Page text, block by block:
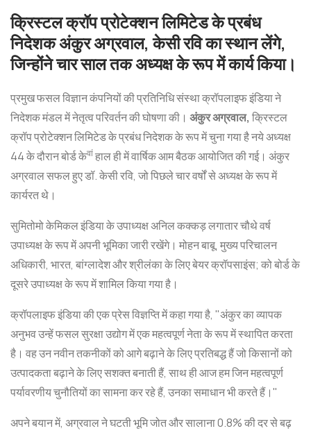
क्रिस्टल क्रॉप प्रोटेक्शन लिमिटेड के प्रबंध
निदेशक अंकुर अग्रवाल, केसी रवि का स्थान लेंगे,
जिन्होंने चार साल तक अध्यक्ष के रूप में कार्य किया।
प्रमुख फसल विज्ञान कंपनियों की प्रतिनिधि संस्था क्रॉपलाइफ इंडिया ने
निदेशक मंडल में नेतृत्व परिवर्तन की घोषणा की। अंकुर अग्रवाल, क्रिस्टल
क्रॉप प्रोटेक्शन लिमिटेड के प्रबंध निदेशक के रूप में चुना गया हैनये अध्यक्ष
44 के दौरान बोर्ड केवांहाल ही में वार्षिक आम बैठक आयोजित की गई। अंकुर
अग्रवाल सफल हुएडॉ. केसी रवि, जो पिछले चार वर्षों से अध्यक्ष के रूप में
कार्यरत थे।
सुमितोमो केमिकल इंडिया के उपाध्यक्ष अनिल कक्कड़ लगातार चौथे वर्ष
उपाध्यक्ष के रूप में अपनी भूमिका जारी रखेंगे। मोहन बाबू, मुख्य परिचालन
अधिकारी, भारत, बांग्लादेश और श्रीलंका के लिए बेयर क्रॉपसाइंस; को बोर्ड के
दूसरे उपाध्यक्ष के रूप में शामिल किया गया है।
क्रॉपलाइफ इंडिया की एक प्रेस विज्ञप्ति में कहा गया है, "अंकुर का व्यापक
अनुभव उन्हें फसल सुरक्षा उद्योग में एक महत्वपूर्ण नेता के रूप में स्थापित करता
है। वह उन नवीन तकनीकों को आगे बढ़ाने के लिए प्रतिबद्ध हैं जो किसानों को
उत्पादकता बढ़ाने के लिए सशक्त बनाती हैं, साथ ही आज हम जिन महत्वपूर्ण
पर्यावरणीय चुनौतियों का सामना कर रहे हैं, उनका समाधान भी करते हैं।"
अपने बयान में, अग्रवाल ने घटती भूमि जोत और सालाना 0.8% की दर से बढ़